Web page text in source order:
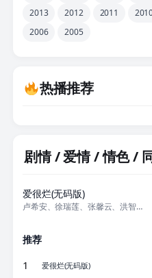
2013
2012 2011
2006
2005
热播推荐
剧情 / 爱情 / 情色 /
爱很烂(无码版)
卢希安、徐瑞莲、张馨云、洪智杰、周德邦、
推荐
1 爱很烂(无码版)